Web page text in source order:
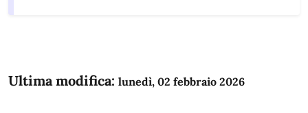
Ultima modifica: lunedì, 02 febbraio 2026